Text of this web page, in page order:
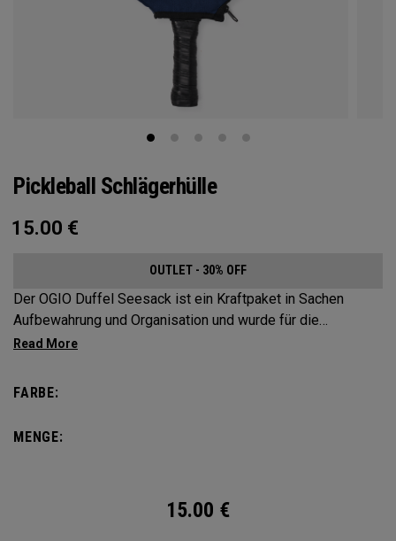
Pickleball Schlägerhülle
15.00 €
OUTLET - 30% OFF
Der OGIO Duffel Seesack ist ein Kraftpaket in Sachen
Aufbewahrung und Organisation und wurde für die
anspruchsvollsten und anspruchsvollsten Pickleballspieler
Platz für bis zu 4 Paddel, komplett mit einem eigenen
FARBE:
MENGE:
15.00 €